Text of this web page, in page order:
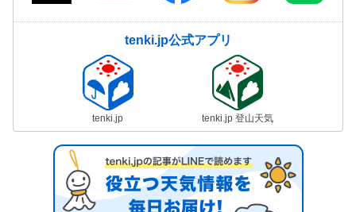
tenki.jp公式アプリ
tenki.jp tenki.jp 登山天気